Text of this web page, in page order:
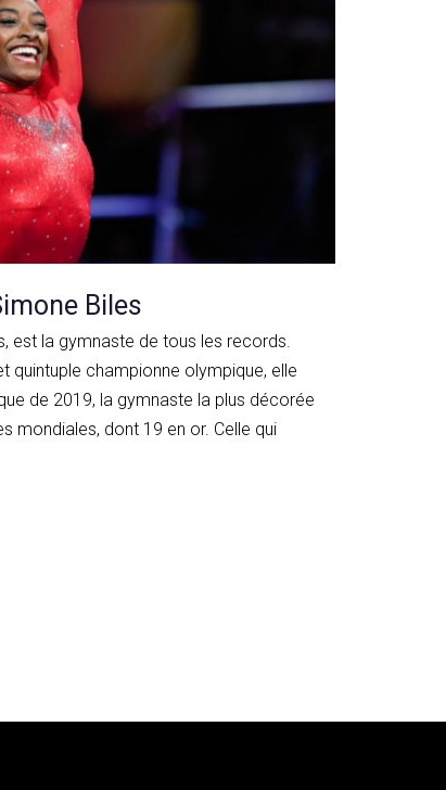
Biles
est la gymnaste de tous les records.
quintuple championne olympique, elle
de 2019, la gymnaste la plus décorée
mondiales, dont 19 en or. Celle qui